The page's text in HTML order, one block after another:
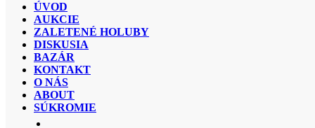
ÚVOD
AUKCIE
ZALETENÉ HOLUBY
DISKUSIA
BAZÁR
KONTAKT
O NÁS
ABOUT
SÚKROMIE